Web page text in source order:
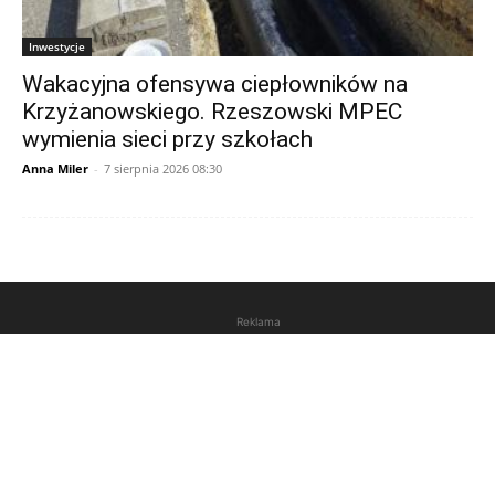
Inwestycje
Wakacyjna ofensywa ciepłowników na
Krzyżanowskiego. Rzeszowski MPEC
wymienia sieci przy szkołach
Anna Miler - 7 sierpnia 2026 08:30
Reklama